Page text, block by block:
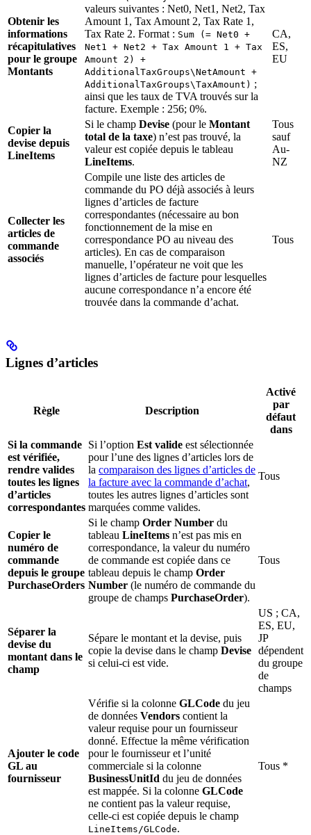
Obtenir les
informations
récapitulatives
pour le groupe
Montants
valeurs suivantes : Net0, Net1, Net2, Tax
Amount 1, Tax Amount 2, Tax Rate 1,
Tax Rate 2. Format : Sum (= Net0 +
Net1 + Net2 + Tax Amount 1 + Tax
Amount 2) +
AdditionalTaxGroups\NetAmount +
AdditionalTaxGroups\TaxAmount) ;
ainsi que les taux de TVA trouvés sur la
facture. Exemple : 256; 0%.
CA,
ES,
EU
Copier la
devise depuis
LineItems
Si le champ Devise (pour le Montant
total de la taxe) n’est pas trouvé, la
valeur est copiée depuis le tableau
LineItems.
Tous
sauf
Au-
NZ
Collecter les
articles de
commande
associés
Compile une liste des articles de
commande du PO déjà associés à leurs
lignes d’articles de facture
correspondantes (nécessaire au bon
fonctionnement de la mise en
correspondance PO au niveau des
articles). En cas de comparaison
manuelle, l’opérateur ne voit que les
lignes d’articles de facture pour lesquelles
aucune correspondance n’a encore été
trouvée dans la commande d’achat.
Tous
Lignes d’articles
Règle Description
Activé
par
défaut
dans
Si la commande
est vérifiée,
rendre valides
toutes les lignes
d’articles
correspondantes
Si l’option Est valide est sélectionnée
pour l’une des lignes d’articles lors de
la comparaison des lignes d’articles de
la facture avec la commande d’achat,
toutes les autres lignes d’articles sont
marquées comme valides.
Tous
Copier le
numéro de
commande
depuis le groupe
PurchaseOrders
Si le champ Order Number du
tableau LineItems n’est pas mis en
correspondance, la valeur du numéro
de commande est copiée dans ce
tableau depuis le champ Order
Number (le numéro de commande du
groupe de champs PurchaseOrder).
Tous
Séparer la
devise du
montant dans le
champ
Sépare le montant et la devise, puis
copie la devise dans le champ Devise
si celui-ci est vide.
US ; CA,
ES, EU,
JP
dépendent
du groupe
de
champs
Ajouter le code
GL au
fournisseur
Vérifie si la colonne GLCode du jeu
de données Vendors contient la
valeur requise pour un fournisseur
donné. Effectue la même vérification
pour le fournisseur et l’unité
commerciale si la colonne
BusinessUnitId du jeu de données
est mappée. Si la colonne GLCode
ne contient pas la valeur requise,
celle-ci est copiée depuis le champ
LineItems/GLCode.
Tous *